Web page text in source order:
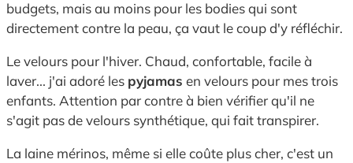
budgets, mais au moins pour les bodies qui sont
directement contre la peau, ça vaut le coup d'y réfléchir.
Le velours pour l'hiver. Chaud, confortable, facile à
laver... j'ai adoré les pyjamas en velours pour mes trois
enfants. Attention par contre à bien vérifier qu'il ne
s'agit pas de velours synthétique, qui fait transpirer.
La laine mérinos, même si elle coûte plus cher, c'est un